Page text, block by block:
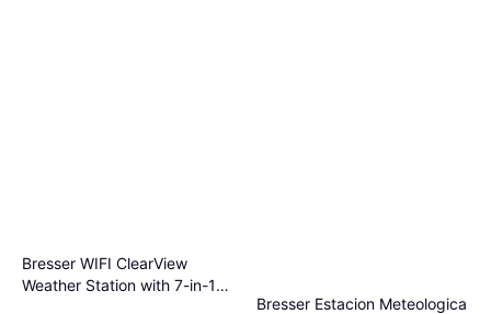
Bresser WIFI ClearView
Weather Station with 7-in-1
Bresser Estacion Meteologica